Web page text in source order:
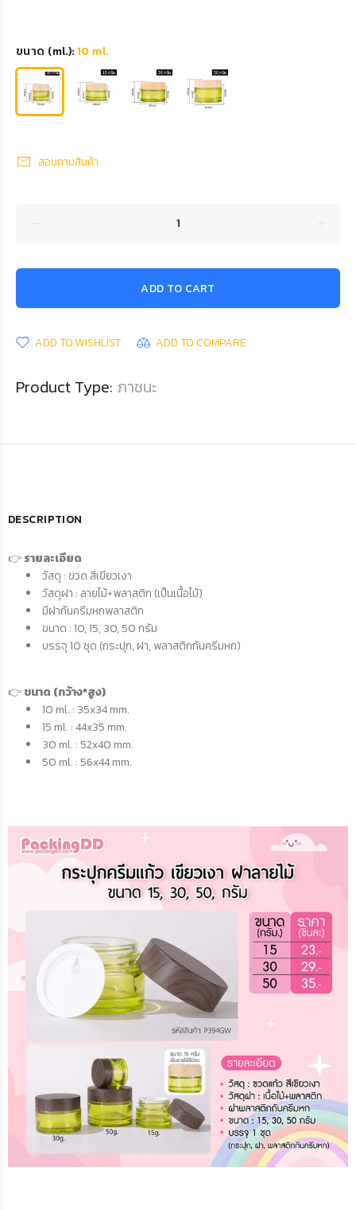
ขนาด (ml.):10 ml.
สอบถามสินค้า
ADD TO CART
ADD TO WISHLIST ADD TO COMPARE
Product Type: ภาชนะ
DESCRIPTION
👉รายละเอียด
วัสดุ : ขวด สีเขียวเงา
วัสดุฝา : ลายไม้+พลาสติก (เป็นเนื้อไม้)
มีฝากันครีมหกพลาสติก
ขนาด : 10, 15, 30, 50 กรัม
บรรจุ 10 ชุด (กระปุก, ฝา, พลาสติกกันครีมหก)
👉ขนาด (กว้าง*สูง)
10 ml. : 35x34 mm.
15 ml. : 44x35 mm.
30 ml. : 52x40 mm.
50 ml. : 56x44 mm.